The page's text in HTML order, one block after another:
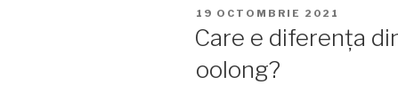
PUBLICAT
19 OCTOMBRIE 2021
Care e diferența
oolong?